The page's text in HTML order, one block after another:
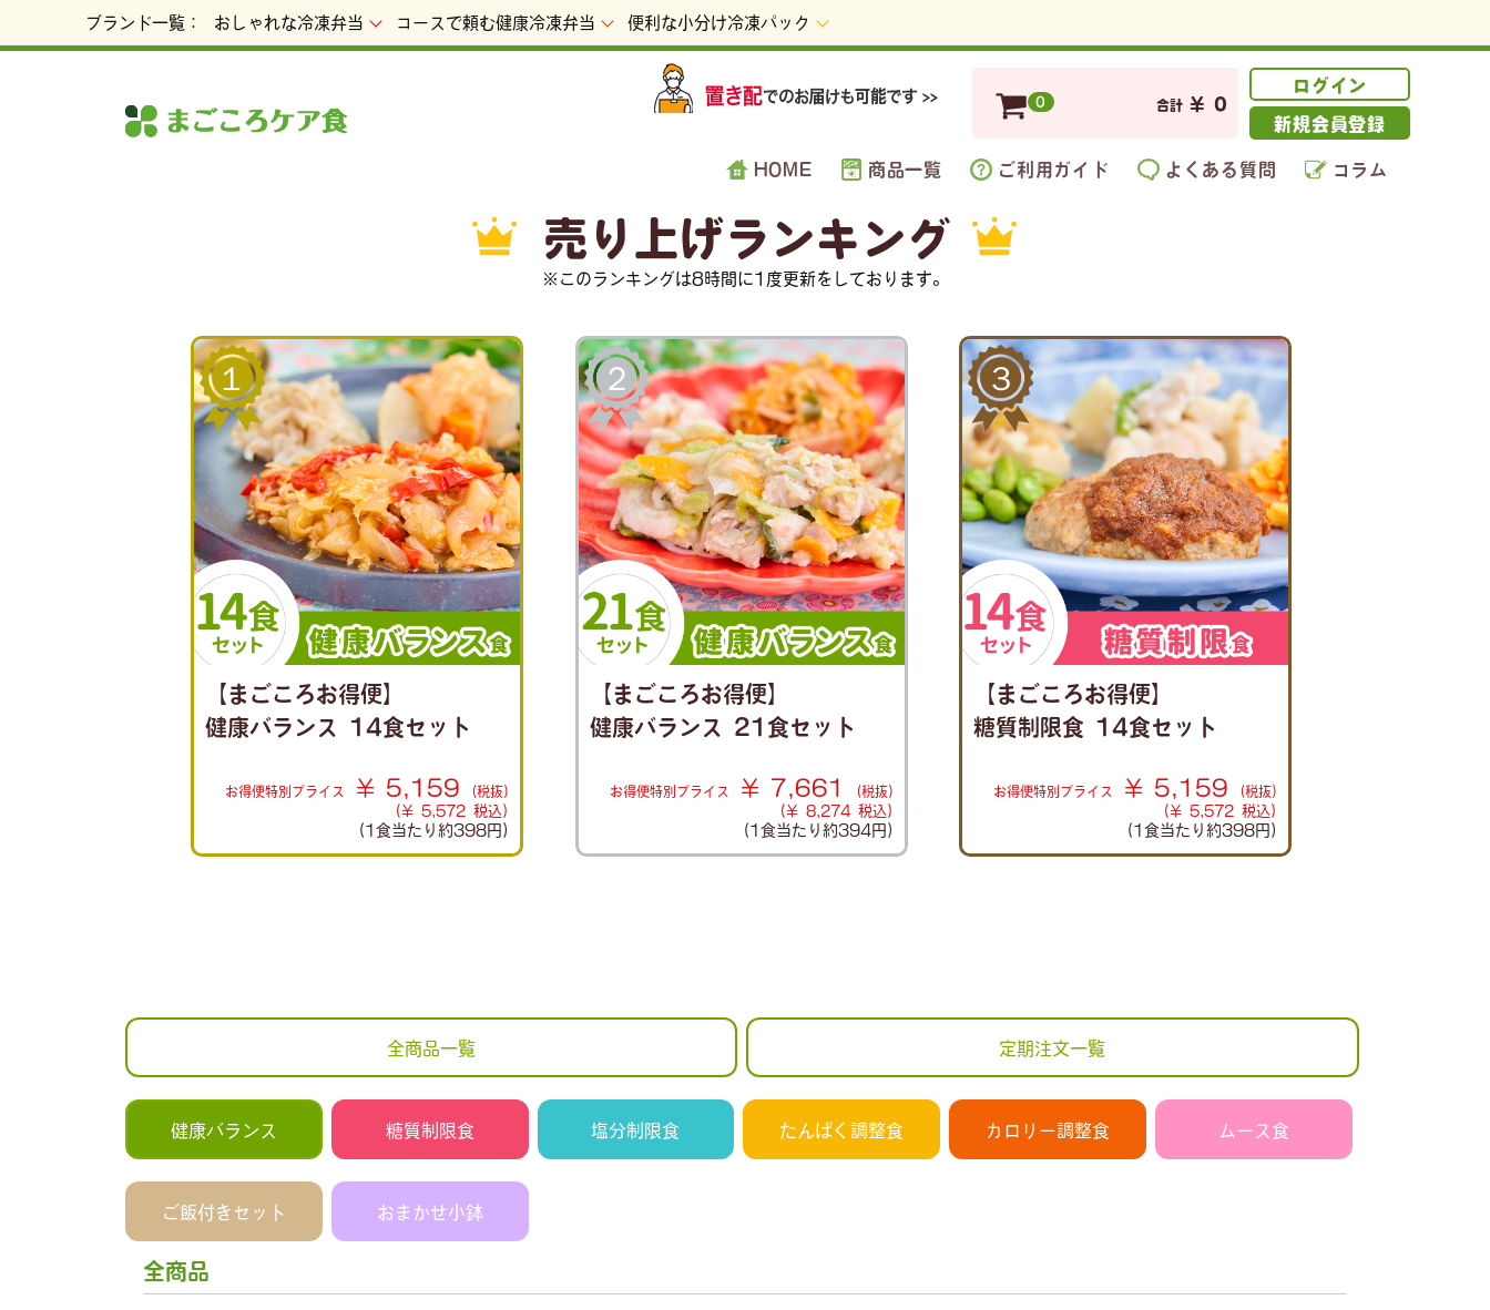
ブランド一覧： おしゃれな冷凍弁当 コースで頼む健康冷凍弁当 便利な小分け冷凍パック
0 合計 ¥ 0
ログイン
新規会員登録
HOME 商品一覧 ご利用ガイド よくある質問 コラム
売り上げランキング
※このランキングは8時間に1度更新をしております。
【まごころお得便】
健康バランス 14食セット
お得便特別プライス ¥ 5,159 (税抜)
(¥ 5,572 税込)
(1食当たり 約398円)
【まごころお得便】
健康バランス 21食セット
お得便特別プライス ¥ 7,661 (税抜)
(¥ 8,274 税込)
(1食当たり 約394円)
【まごころお得便】
糖質制限食 14食セット
お得便特別プライス ¥ 5,159 (税抜)
(¥ 5,572 税込)
(1食当たり約398円)
全商品一覧 定期注文一覧
健康バランス 糖質制限食 塩分制限食 たんぱく調整食 カロリー調整食 ムース食
ご飯付きセット おまかせ小鉢
全商品